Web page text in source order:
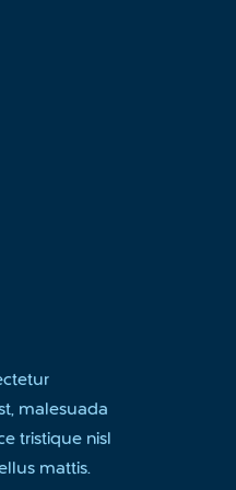
malesuada
tristique nisl
mattis.